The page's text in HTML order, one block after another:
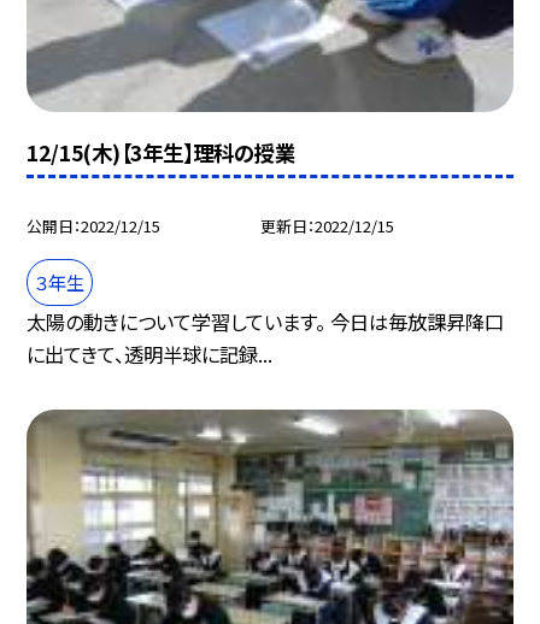
12/15(木)【3年生】理科の授業
公開日 2022/12/15 更新日 2022/12/15
３年生
太陽の動きについて学習しています。 今日は毎放課昇降口
に出てきて、透明半球に記録...